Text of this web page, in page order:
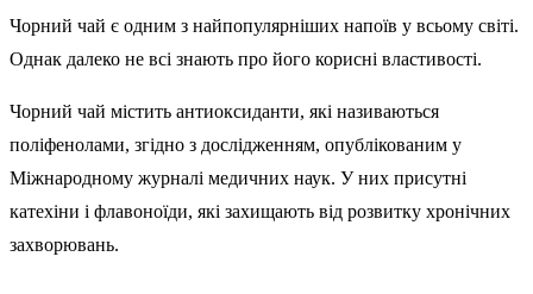
Чорний чай є одним з найпопулярніших напоїв у всьому світі.
Однак далеко не всі знають про його корисні властивості.
Чорний чай містить антиоксиданти, які називаються
поліфенолами, згідно з дослідженням, опублікованим у
Міжнародному журналі медичних наук. У них присутні
катехіни і флавоноїди, які захищають від розвитку хронічних
захворювань.